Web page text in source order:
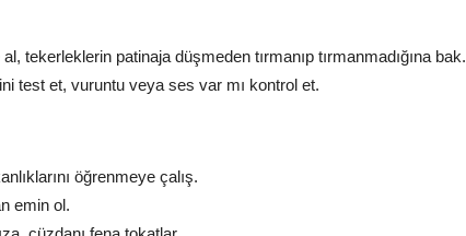
tekerleklerin patinaja düşmeden tırmanıp tırmanmadığına bak.
test et, vuruntu veya ses var mı kontrol et.
öğrenmeye çalış.
emin ol.